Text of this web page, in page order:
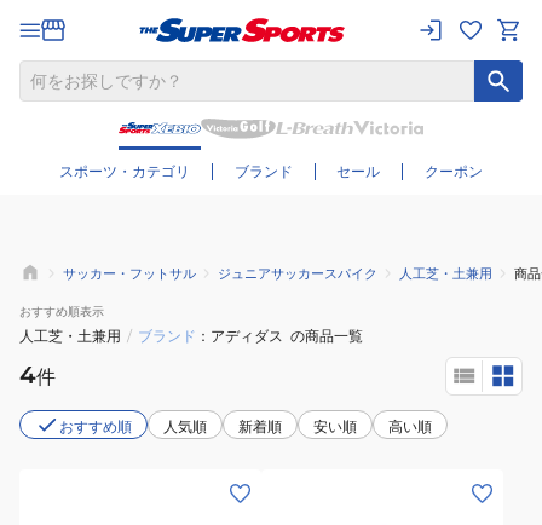
スポーツ・カテゴリ ブランド セール クーポン
さらに絞り込む
サッカー・フットサル ジュニアサッカースパイク 人工芝・土兼用 商
おすすめ順表示
人工芝・土兼用 / ブランド アディダス の商品一覧
4件
おすすめ順 人気順 新着順 安い順 高い順